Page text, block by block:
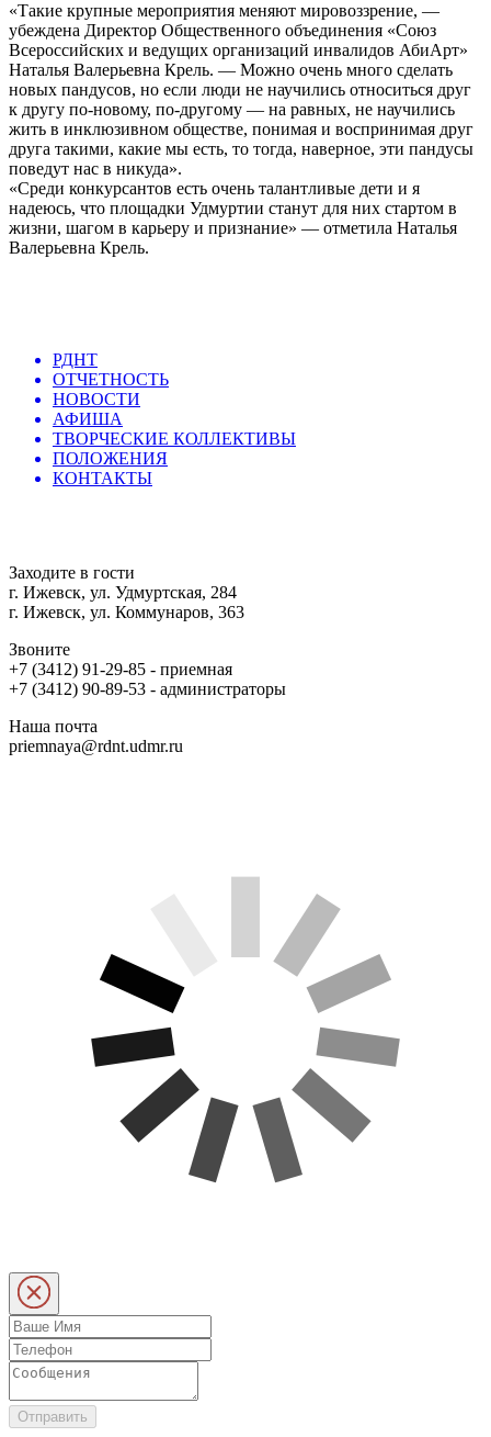
«Такие крупные мероприятия меняют мировоззрение, —
убеждена Директор Общественного объединения «Союз
Всероссийских и ведущих организаций инвалидов АбиАрт»
Наталья Валерьевна Крель. — Можно очень много сделать
новых пандусов, но если люди не научились относиться друг
к другу по-новому, по-другому — на равных, не научились
жить в инклюзивном обществе, понимая и воспринимая друг
друга такими, какие мы есть, то тогда, наверное, эти пандусы
поведут нас в никуда».
«Среди конкурсантов есть очень талантливые дети и я
надеюсь, что площадки Удмуртии станут для них стартом в
жизни, шагом в карьеру и признание» — отметила Наталья
Валерьевна Крель.
РДНТ
ОТЧЕТНОСТЬ
НОВОСТИ
АФИША
ТВОРЧЕСКИЕ КОЛЛЕКТИВЫ
ПОЛОЖЕНИЯ
КОНТАКТЫ
Заходите в гости
г. Ижевск, ул. Удмуртская, 284
г. Ижевск, ул. Коммунаров, 363
Звоните
+7 (3412) 91-29-85 - приемная
+7 (3412) 90-89-53 - администраторы
Наша почта
priemnaya@rdnt.udmr.ru
Отправить